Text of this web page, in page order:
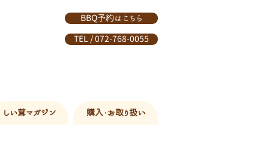
BBQ予約はこちら
TEL / 072-768-0055
しい茸マガジン 購入・お取り扱い